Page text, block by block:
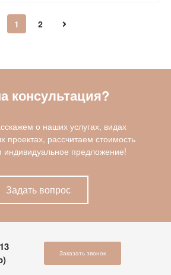
1 2
консультация?
о наших услугах, видах
проектах, рассчитаем стоимость
индивидуальное предложение!
Задать вопрос
Заказать звонок